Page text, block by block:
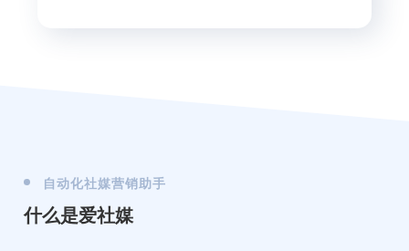
自动化社媒营销助手
什么是爱社媒